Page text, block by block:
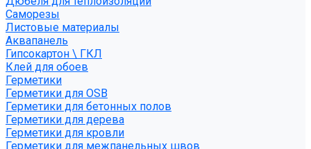
Саморезы
Листовые материалы
Аквапанель
Гипсокартон \ ГКЛ
Клей для обоев
Герметики
Герметики для OSB
Герметики для бетонных полов
Герметики для дерева
Герметики для кровли
Герметики для межпанельных швов